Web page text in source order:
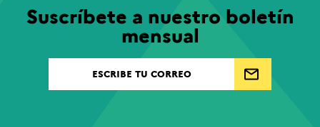
Suscríbete a nuestro boletín
mensual